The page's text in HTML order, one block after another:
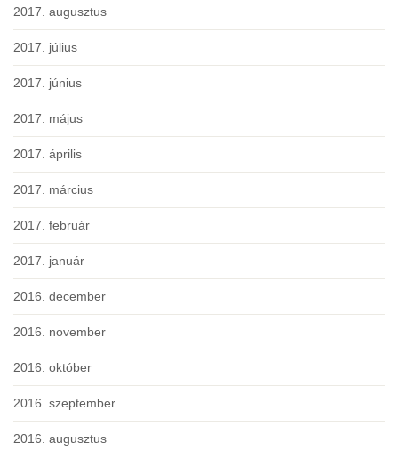
2017. augusztus
2017. július
2017. június
2017. május
2017. április
2017. március
2017. február
2017. január
2016. december
2016. november
2016. október
2016. szeptember
2016. augusztus